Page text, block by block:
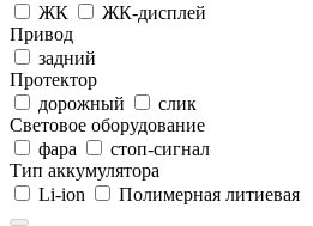
ЖК
ЖК-дисплей
Привод
задний
Протектор
дорожный
слик
Световое оборудование
фара
стоп-сигнал
Тип аккумулятора
Li-ion
Полимерная литиевая